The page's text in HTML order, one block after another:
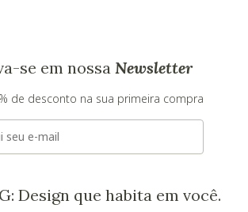
se em nossa Newsletter
de desconto na sua primeira compra
Design que habita em você.